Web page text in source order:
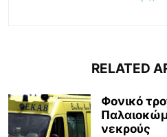
RELATED
Φονικό
νεκρούς